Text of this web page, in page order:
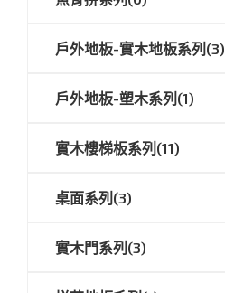
戶外地板-實木地板系列(3)
戶外地板-塑木系列(1)
實木樓梯板系列(11)
桌面系列(3)
實木門系列(3)